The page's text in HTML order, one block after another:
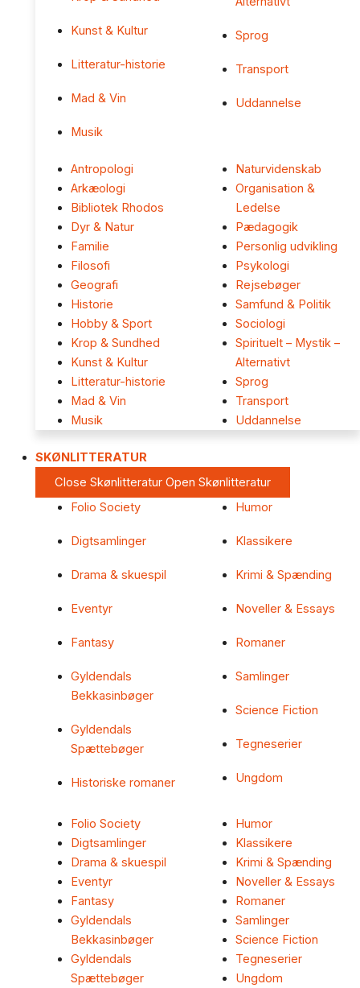
Kunst & Kultur
Litteratur-historie
Mad & Vin
Musik
Sprog
Transport
Uddannelse
Antropologi
Arkæologi
Bibliotek Rhodos
Dyr & Natur
Familie
Filosofi
Geografi
Historie
Hobby & Sport
Krop & Sundhed
Kunst & Kultur
Litteratur-historie
Mad & Vin
Musik
Naturvidenskab
Organisation &
Ledelse
Pædagogik
Personlig udvikling
Psykologi
Rejsebøger
Samfund & Politik
Sociologi
Spirituelt – Mystik –
Alternativt
Sprog
Transport
Uddannelse
SKØNLITTERATUR
Close Skønlitteratur Open Skønlitteratur
Folio Society
Digtsamlinger
Drama & skuespil
Eventyr
Fantasy
Gyldendals
Bekkasinbøger
Gyldendals
Spættebøger
Historiske romaner
Humor
Klassikere
Krimi & Spænding
Noveller & Essays
Romaner
Samlinger
Science Fiction
Tegneserier
Ungdom
Folio Society
Digtsamlinger
Drama & skuespil
Eventyr
Fantasy
Gyldendals
Bekkasinbøger
Gyldendals
Spættebøger
Humor
Klassikere
Krimi & Spænding
Noveller & Essays
Romaner
Samlinger
Science Fiction
Tegneserier
Ungdom